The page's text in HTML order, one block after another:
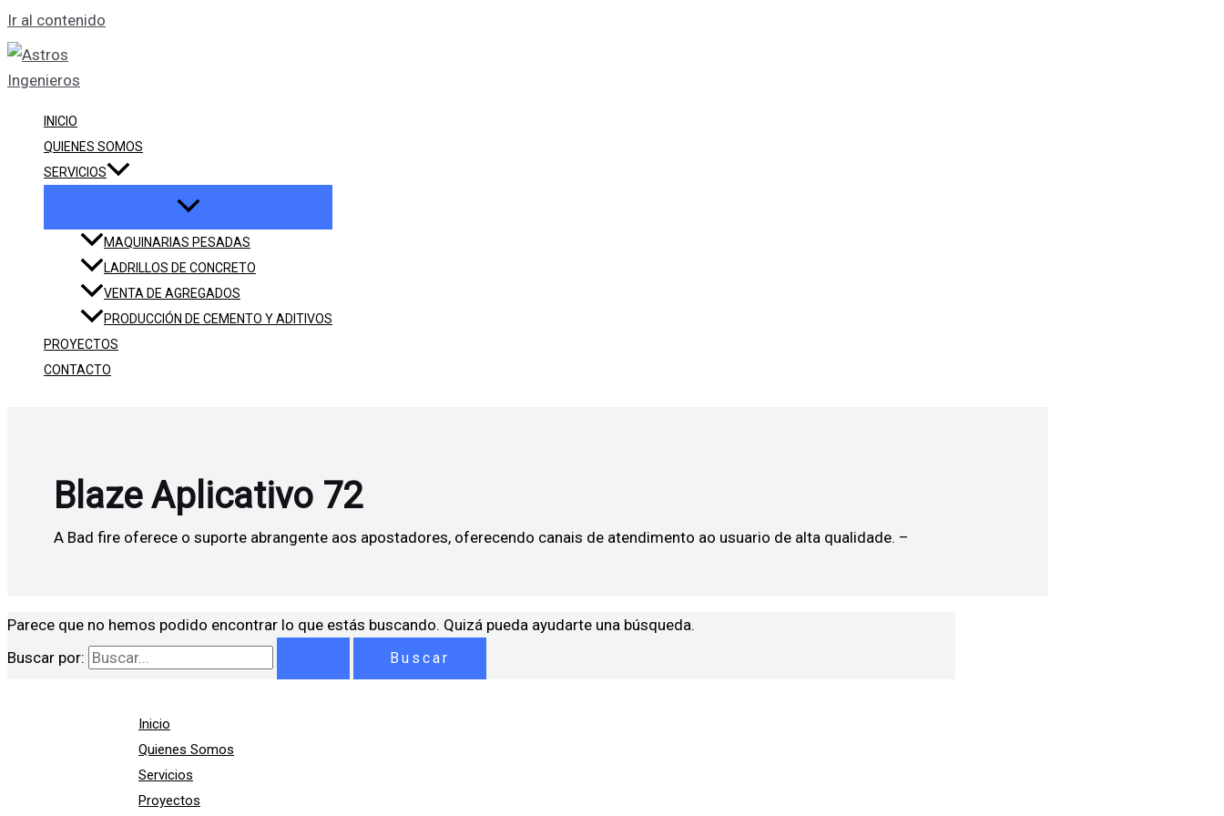
Ir al contenido
INICIO
QUIENES SOMOS
SERVICIOS
MAQUINARIAS PESADAS
LADRILLOS DE CONCRETO
VENTA DE AGREGADOS
PRODUCCIÓN DE CEMENTO Y ADITIVOS
PROYECTOS
CONTACTO
Blaze Aplicativo 72
A Bad fire oferece o suporte abrangente aos apostadores, oferecendo canais de atendimento ao usuario de alta qualidade. –
Parece que no hemos podido encontrar lo que estás buscando. Quizá pueda ayudarte una búsqueda.
Buscar por:
Inicio
Quienes Somos
Servicios
Proyectos